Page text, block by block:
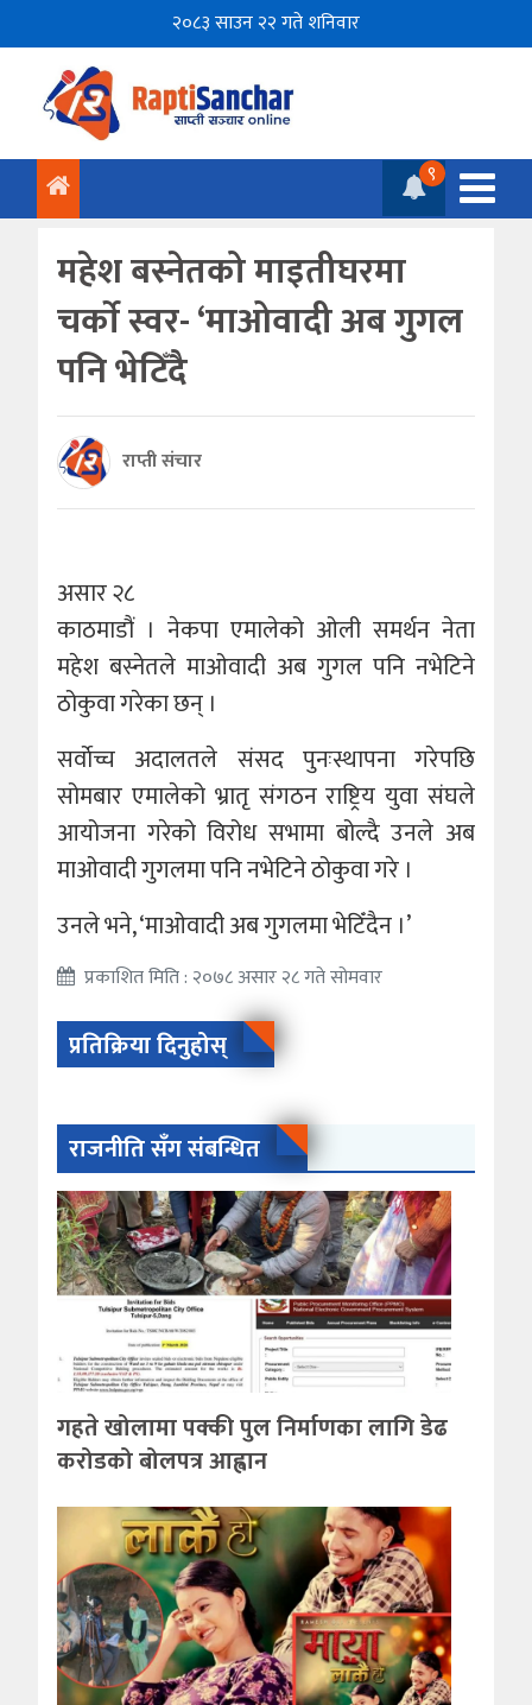
२०८३ साउन २२ गते शनिवार
९
महेश बस्नेतको माइतीघरमा
चर्काे स्वर- ‘माओवादी अब गुगल
पनि भेटिँदै
राप्ती संचार
असार २८
काठमाडौं । नेकपा एमालेको ओली समर्थन नेता
महेश बस्नेतले माओवादी अब गुगल पनि नभेटिने
ठोकुवा गरेका छन् ।
सर्वाेच्च अदालतले संसद पुनःस्थापना गरेपछि
सोमबार एमालेको भ्रातृ संगठन राष्ट्रिय युवा संघले
आयोजना गरेको विरोध सभामा बोल्दै उनले अब
माओवादी गुगलमा पनि नभेटिने ठोकुवा गरे ।
उनले भने, ‘माओवादी अब गुगलमा भेटिँदैन ।’
प्रकाशित मिति : २०७८ असार २८ गते सोमवार
प्रतिक्रिया दिनुहोस्
राजनीति सँग संबन्धित
गहते खोलामा पक्की पुल निर्माणका लागि डेढ
करोडको बोलपत्र आह्वान